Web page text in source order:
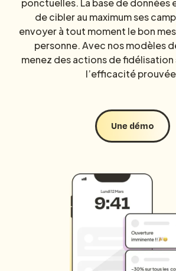
ponctuelles. La base de données
de cibler au maximum ses
envoyer à tout moment le bon
personne. Avec nos modèles
menez des actions de fidélisation
l’efficacité
Une démo